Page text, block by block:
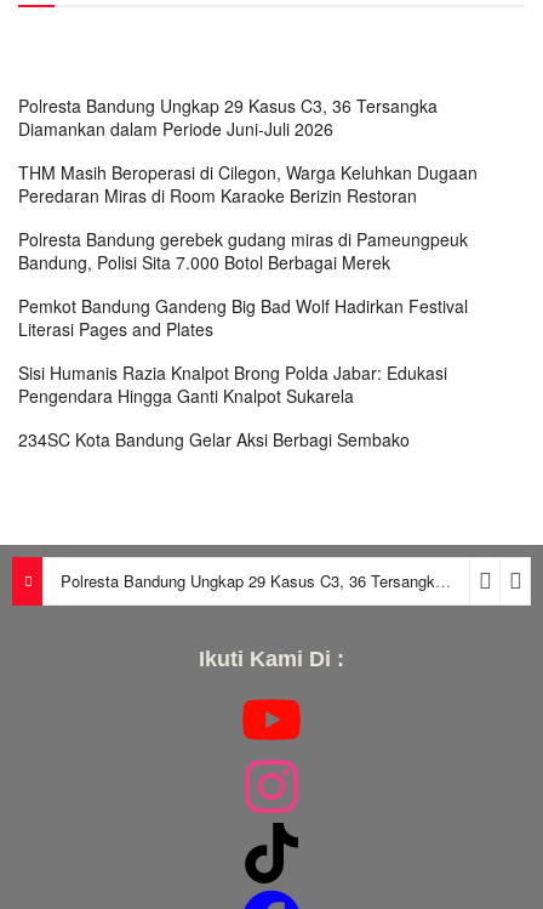
Polresta Bandung Ungkap 29 Kasus C3, 36 Tersangka
Diamankan dalam Periode Juni-Juli 2026
THM Masih Beroperasi di Cilegon, Warga Keluhkan Dugaan
Peredaran Miras di Room Karaoke Berizin Restoran
Polresta Bandung gerebek gudang miras di Pameungpeuk
Bandung, Polisi Sita 7.000 Botol Berbagai Merek
Pemkot Bandung Gandeng Big Bad Wolf Hadirkan Festival
Literasi Pages and Plates
Sisi Humanis Razia Knalpot Brong Polda Jabar: Edukasi
Pengendara Hingga Ganti Knalpot Sukarela
234SC Kota Bandung Gelar Aksi Berbagi Sembako
Polresta Bandung Ungkap 29 Kasus C3, 36 Tersangka Diamankan dalam Periode Juni-Juli 2026
Ikuti Kami Di :